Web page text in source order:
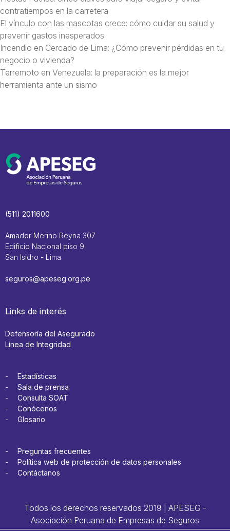
contratiempos en la carretera
El vínculo con las mascotas crece: cómo cuidar su salud y
prevenir gastos inesperados
Incendio en Cercado de Lima: ¿Cómo prevenir pérdidas en tu
negocio o vivienda?
Terremoto en Venezuela: la preparación es la mejor
herramienta ante un sismo
(511) 2011600
Amador Merino Reyna 307
Edificio Nacional piso 9
San Isidro - Lima
seguros@apeseg.org.pe
Links de interés
Defensoría del Asegurado
Línea de Integridad
Estadísticas
Sala de prensa
Consulta SOAT
Conócenos
Glosario
Preguntas frecuentes
Política web de protección de datos personales
Contáctanos
Todos los derechos reservados 2019 | APESEG -
Asociación Peruana de Empresas de Seguros